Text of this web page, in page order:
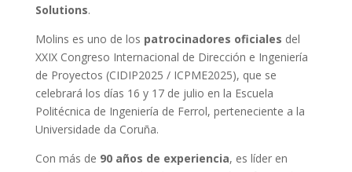
Solutions.
Molins es uno de los patrocinadores oficiales del
XXIX Congreso Internacional de Dirección e Ingeniería
de Proyectos (CIDIP2025 / ICPME2025), que se
celebrará los días 16 y 17 de julio en la Escuela
Politécnica de Ingeniería de Ferrol, perteneciente a la
Universidade da Coruña.
Con más de 90 años de experiencia, es líder en